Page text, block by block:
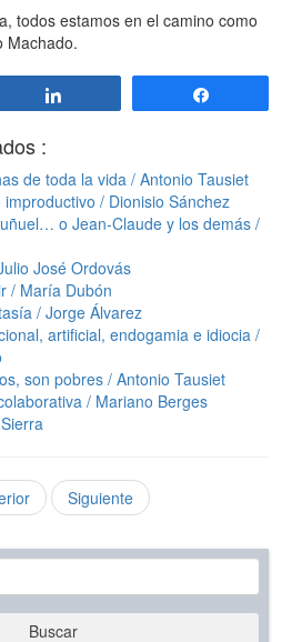
todos estamos en el camino como
Machado.
:
de toda la vida / Antonio Tausiet
/ Dionisio Sánchez
o Jean-Claude y los demás /
José Ordovás
/ María Dubón
/ Jorge Álvarez
artificial, endogamia e idiocia /
son pobres / Antonio Tausiet
/ Mariano Berges
Siguiente
Buscar